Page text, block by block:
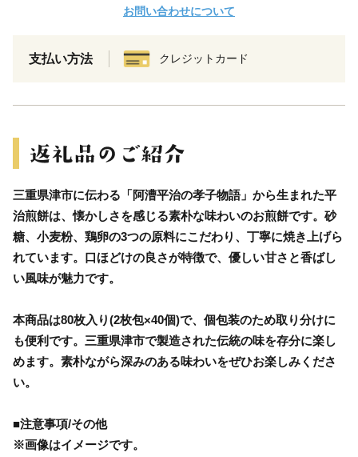
お問い合わせについて
支払い方法 クレジットカード
三重県津市に伝わる「阿漕平治の孝子物語」から生まれた平
治煎餅は、懐かしさを感じる素朴な味わいのお煎餅です。砂
糖、小麦粉、鶏卵の3つの原料にこだわり、丁寧に焼き上げら
れています。口ほどけの良さが特徴で、優しい甘さと香ばし
い風味が魅力です。
本商品は80枚入り(2枚包×40個)で、個包装のため取り分けに
も便利です。三重県津市で製造された伝統の味を存分に楽し
めます。素朴ながら深みのある味わいをぜひお楽しみくださ
い。
■注意事項/その他
※画像はイメージです。